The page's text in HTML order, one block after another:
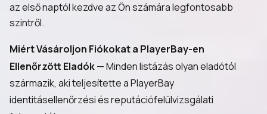
az első naptól kezdve az Ön számára legfontosabb
szintről.
Miért Vásároljon Fiókokat a PlayerBay-en
Ellenőrzött Eladók— Minden listázás olyan eladótól
származik, aki teljesítette a PlayerBay
identitásellenőrzési és reputációfelülvizsgálati